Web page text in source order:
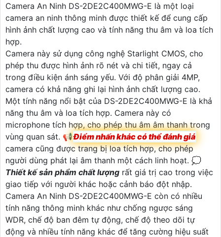
Camera An Ninh DS-2DE2C400MWG-E là một loại
camera an ninh thông minh được thiết kế để cung cấp
hình ảnh chất lượng cao và tính năng thu âm và loa tích
hợp.
Camera này sử dụng công nghệ Starlight CMOS, cho
phép thu được hình ảnh rõ nét và chi tiết, ngay cả
trong điều kiện ánh sáng yếu. Với độ phân giải 4MP,
camera có khả năng ghi lại hình ảnh chất lượng cao.
Một tính năng nổi bật của DS-2DE2C400MWG-E là khả
năng thu âm và loa tích hợp. Camera này có
microphone tích hợp, cho phép thu âm âm thanh trong
vùng quan sát. 📢Điểm nhấn khác có thể đánh giá
camera cũng được trang bị loa tích hợp, cho phép
người dùng phát lại âm thanh một cách linh hoạt. 💭
Thiết kế sản phẩm chất lượng rất giá trị cao trong việc
giao tiếp với người khác hoặc cảnh báo đột nhập.
Camera An Ninh DS-2DE2C400MWG-E còn có nhiều
tính năng thông minh khác như chống ngược sáng
WDR, chế độ ban đêm tự động, chế độ theo dõi tự
động và nhiều tính năng khác để tăng cường hiệu suất